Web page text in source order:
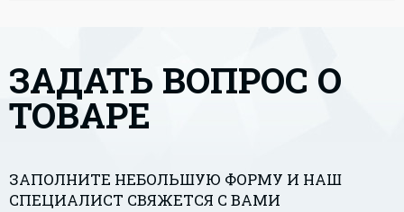
ЗАДАТЬ ВОПРОС О
ТОВАРЕ
ЗАПОЛНИТЕ НЕБОЛЬШУЮ ФОРМУ И НАШ
СПЕЦИАЛИСТ СВЯЖЕТСЯ С ВАМИ